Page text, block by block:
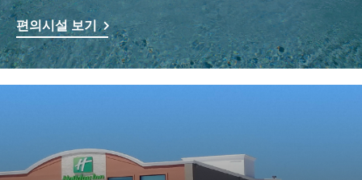
편의시설 보기